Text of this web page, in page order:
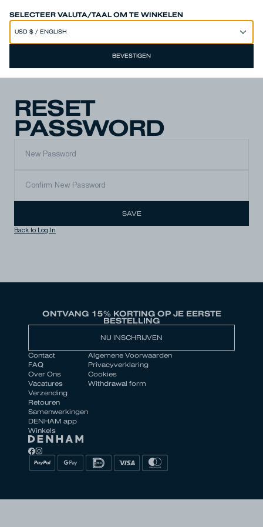
SELECTEER VALUTA/TAAL OM TE WINKELEN
BEVESTIGEN
SPEND 250€ OR MORE & GET EXTRA 10% OFF AT CHECKOUT
RESET
PASSWORD
SAVE
Back to Log In
ONTVANG 15% KORTING OP JE EERSTE
BESTELLING
NU INSCHRIJVEN
Contact
FAQ
Over Ons
Vacatures
Verzending
Retouren
Samenwerkingen
DENHAM app
Winkels
Algemene Voorwaarden
Privacyverklaring
Cookies
Withdrawal form